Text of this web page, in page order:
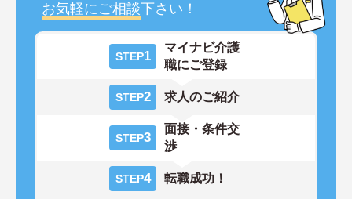
お気軽にご相談下さい！
STEP1
マイナビ介護
職にご登録
STEP2 求人のご紹介
STEP3
面接・条件交
渉
STEP4 転職成功！